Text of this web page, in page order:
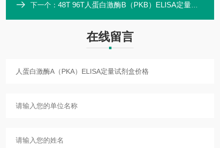
下一个： 48T 96T人蛋白激酶B（PKB）ELISA定量试剂盒说明书
在线留言